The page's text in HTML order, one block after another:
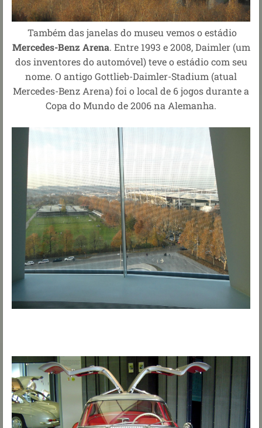
Também das janelas do museu vemos o estádio
Mercedes-Benz Arena. Entre 1993 e 2008, Daimler (um
dos inventores do automóvel) teve o estádio com seu
nome. O antigo Gottlieb-Daimler-Stadium (atual
Mercedes-Benz Arena) foi o local de 6 jogos durante a
Copa do Mundo de 2006 na Alemanha.